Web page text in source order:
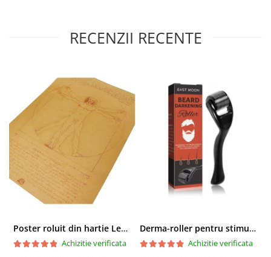
RECENZII RECENTE
Poster roluit din hartie Leonardo Da Vinci, Vitruvian Man, vintage, 51x35 cm
Achizitie verificata
Derma-roller pentru stimularea cresterii parului, scalp si barba, Beard Roller
Achizitie verificata